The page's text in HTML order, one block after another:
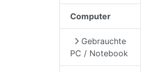
Computer
Gebrauchte
PC / Notebook